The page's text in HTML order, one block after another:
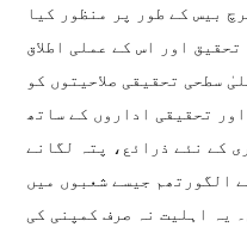
بیس کے طور پر منظور کیا
اور اس کے عملی اطلاق
سطحی تحقیقی صلاحیتوں کو
تحقیقی اداروں کے ساتھ
کے نئے ذرائع، پتہ لگانے
الگورتھم جیسے شعبوں میں
یہ اہلیت نہ صرف کمپنی کی